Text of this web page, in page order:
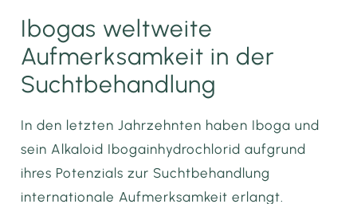
Ibogas weltweite
Aufmerksamkeit in der
Suchtbehandlung
In den letzten Jahrzehnten haben Iboga und
sein Alkaloid Ibogainhydrochlorid aufgrund
ihres Potenzials zur Suchtbehandlung
internationale Aufmerksamkeit erlangt.